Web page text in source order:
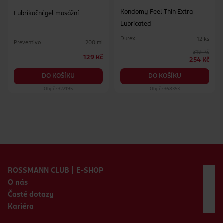
Lubrikační gel masážní
Preventivo 200 ml
129 Kč
DO KOŠÍKU
Obj. č.: 322195
Kondomy Feel Thin Extra
Lubricated
Durex 12 ks
319 Kč
254 Kč
DO KOŠÍKU
Obj. č.: 368353
ROSSMANN CLUB | E-SHOP
O nás
Časté dotazy
Kariéra